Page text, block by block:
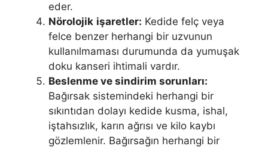
eder.
Nörolojik işaretler: Kedide felç veya
felce benzer herhangi bir uzvunun
kullanılmaması durumunda da yumuşak
doku kanseri ihtimali vardır.
Beslenme ve sindirim sorunları:
Bağırsak sistemindeki herhangi bir
sıkıntıdan dolayı kedide kusma, ishal,
iştahsızlık, karın ağrısı ve kilo kaybı
gözlemlenir. Bağırsağın herhangi bir